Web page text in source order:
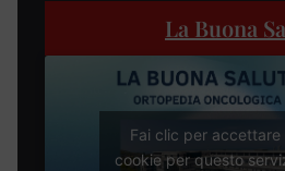
La Buona
Fai clic per accettare
cookie per questo